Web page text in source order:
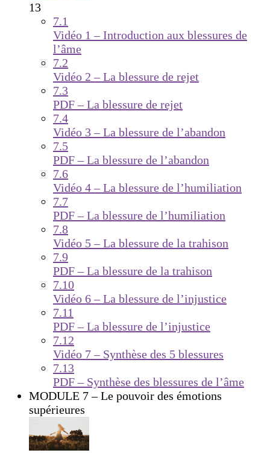
13
7.1
Vidéo 1 – Introduction aux blessures de
l’âme
7.2
Vidéo 2 – La blessure de rejet
7.3
PDF – La blessure de rejet
7.4
Vidéo 3 – La blessure de l’abandon
7.5
PDF – La blessure de l’abandon
7.6
Vidéo 4 – La blessure de l’humiliation
7.7
PDF – La blessure de l’humiliation
7.8
Vidéo 5 – La blessure de la trahison
7.9
PDF – La blessure de la trahison
7.10
Vidéo 6 – La blessure de l’injustice
7.11
PDF – La blessure de l’injustice
7.12
Vidéo 7 – Synthèse des 5 blessures
7.13
PDF – Synthèse des blessures de l’âme
MODULE 7 – Le pouvoir des émotions
supérieures